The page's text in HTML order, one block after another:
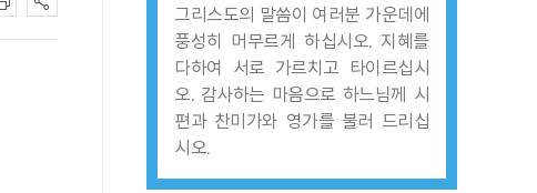
그리스도의 말씀이 여러분 가운데에
풍성히 머무르게 하십시오. 지혜를
다하여 서로 가르치고 타이르십시
오. 감사하는 마음으로 하느님께 시
편과 찬미가와 영가를 불러 드리십
시오.